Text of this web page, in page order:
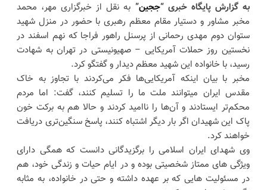
به گزارش پایگاه خبری “ججین” به نقل از خبرگزاری مهر، محمد
مخبر مشاور و دستیار مقام معظم رهبری با حضور در منزل شهید
ستوان دوم مهدی رحمانی از پرسنل راهور فراجا که نهم اسفند در
نخستین روز حملات آمریکایی – صهیونیستی در تهران به شهادت
رسید، با خانواده این شهید معظم دیدار و گفتگو کرد.
مخبر با بیان اینکه آمریکایی‌ها فکر می‌کردند با تجاوز به خاک
مقدس ایران میتوانند ملت ما را تسلیم کنند، گفت: اما مردم
محکم‌تر ایستادند و آن‌ها را ناامید کردند و حالا هم به برکت خون
پاک این شهیدان اگر بار دیگر اشتباه کنند، پاسخ سنگین‌تری دریافت
خواهند کرد.
وی شهدای ایران اسلامی را برگزیدگانی دانست که همگی دارای
ویژگی های ممتاز شخصیتی بوده و در ایام حیات و زندگی خود، هم
در مسئولیت هایی که بر عهده داشته و حتی در خانواده، به مثابه